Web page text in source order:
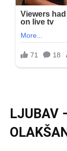
LJUBAV